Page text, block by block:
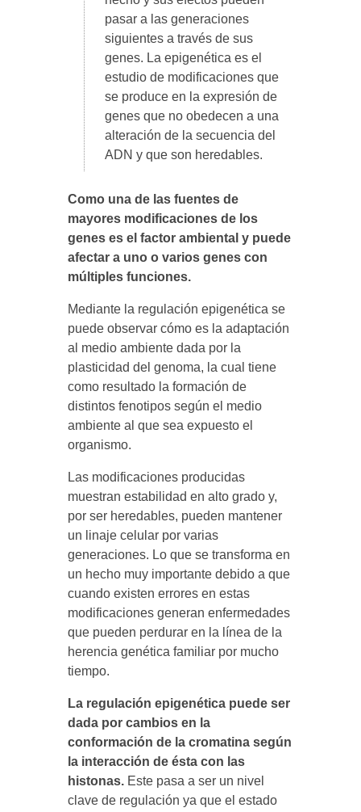
pasar a las generaciones
siguientes a través de sus
genes. La epigenética es el
estudio de modificaciones que
se produce en la expresión de
genes que no obedecen a una
alteración de la secuencia del
ADN y que son heredables.
Como una de las fuentes de
mayores modificaciones de los
genes es el factor ambiental y puede
afectar a uno o varios genes con
múltiples funciones.
Mediante la regulación epigenética se
puede observar cómo es la adaptación
al medio ambiente dada por la
plasticidad del genoma, la cual tiene
como resultado la formación de
distintos fenotipos según el medio
ambiente al que sea expuesto el
organismo.
Las modificaciones producidas
muestran estabilidad en alto grado y,
por ser heredables, pueden mantener
un linaje celular por varias
generaciones. Lo que se transforma en
un hecho muy importante debido a que
cuando existen errores en estas
modificaciones generan enfermedades
que pueden perdurar en la línea de la
herencia genética familiar por mucho
tiempo.
La regulación epigenética puede ser
dada por cambios en la
conformación de la cromatina según
la interacción de ésta con las
histonas. Este pasa a ser un nivel
clave de regulación ya que el estado